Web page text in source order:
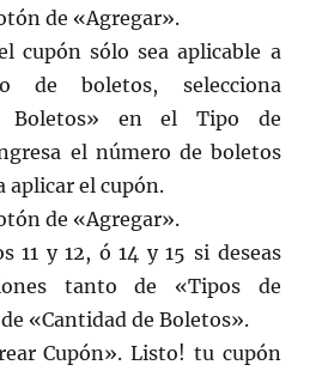
de «Agregar».
cupón sólo sea aplicable a
de boletos, selecciona
Boletos» en el Tipo de
el número de boletos
aplicar el cupón.
de «Agregar».
11 y 12, ó 14 y 15 si deseas
tanto de «Tipos de
«Cantidad de Boletos».
Cupón». Listo! tu cupón